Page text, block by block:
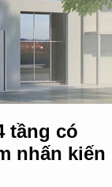
tầng có
nhấn kiến